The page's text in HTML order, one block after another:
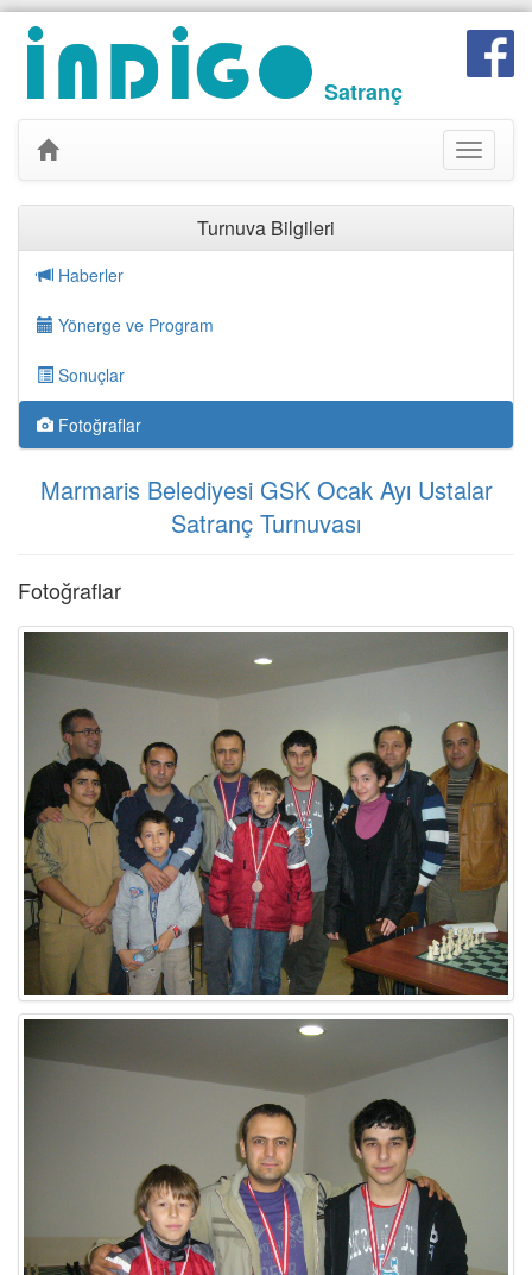
Satranç
Toggle
Turnuva Bilgileri
Haberler
Yönerge ve Program
Sonuçlar
Fotoğraflar
Marmaris Belediyesi GSK Ocak Ayı Ustalar
Satranç Turnuvası
Fotoğraflar